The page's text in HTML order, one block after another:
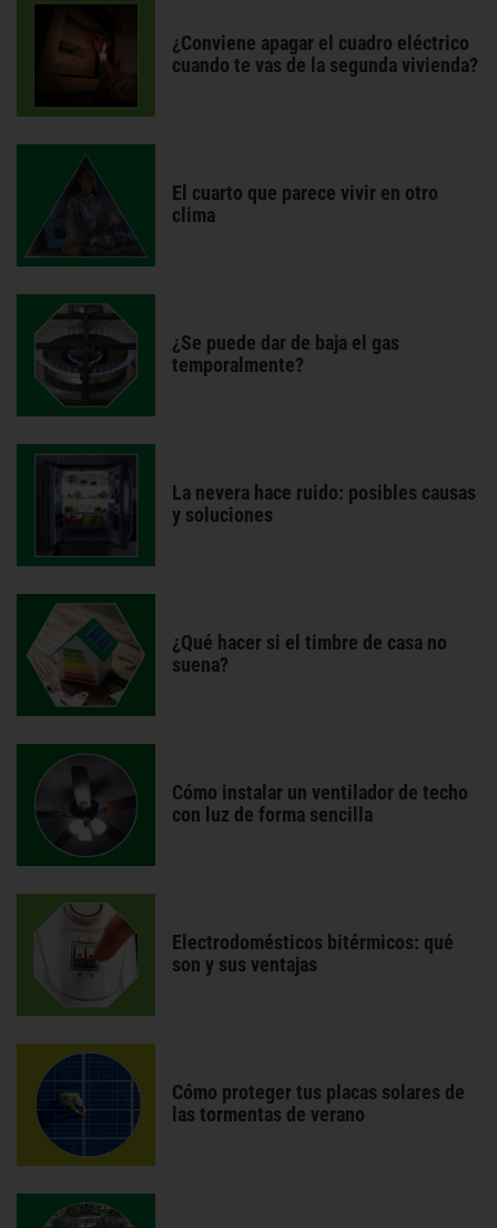
¿Conviene apagar el cuadro eléctrico
cuando te vas de la segunda vivienda?
El cuarto que parece vivir en otro
clima
¿Se puede dar de baja el gas
temporalmente?
La nevera hace ruido: posibles causas
y soluciones
¿Qué hacer si el timbre de casa no
suena?
Cómo instalar un ventilador de techo
con luz de forma sencilla
Electrodomésticos bitérmicos: qué
son y sus ventajas
Cómo proteger tus placas solares de
las tormentas de verano